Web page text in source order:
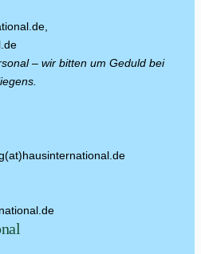
– wir bitten um Geduld bei